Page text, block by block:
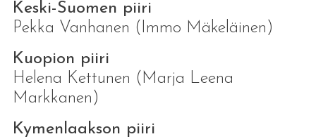
Keski-Suomen piiri
Pekka Vanhanen (Immo Mäkeläinen)
Kuopion piiri
Helena Kettunen (Marja Leena
Markkanen)
Kymenlaakson piiri